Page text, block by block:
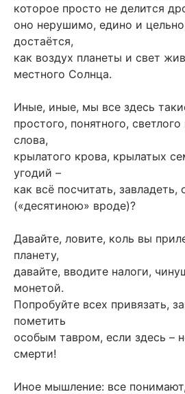
которое просто не делится
оно нерушимо, едино и
достаётся,
как воздух планеты и свет
местного Солнца.
Иные, иные, мы все здесь
простого, понятного,
слова,
крылатого крова, крылатых
угодий –
как всё посчитать, завладеть,
(«десятиною» вроде)?
Давайте, ловите, коль вы
планету,
давайте, вводите налоги,
монетой.
Попробуйте всех привязать,
пометить
особым тавром, если здесь –
смерти!
Иное мышление: все